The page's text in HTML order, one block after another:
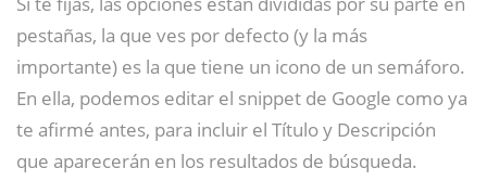
pestañas, la que ves por defecto (y la más
importante) es la que tiene un icono de un semáforo.
En ella, podemos editar el snippet de Google como ya
te afirmé antes, para incluir el Título y Descripción
que aparecerán en los resultados de búsqueda.